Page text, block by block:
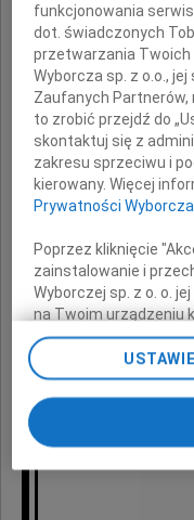
funkcjonowania
dot. świadczonych
przetwarzania
Wyborcza sp. z o.o., jej
Zaufanych
to zrobić przejdź do
skontaktuj się z
zakresu sprzeciwu i
kierowany. Więcej
Prywatności
Poprzez kliknięcie
zainstalowanie i
Wyborczej sp. z o. o.
na Twoim urządzeniu
chwili zmienić swoje
ponownie wywołując
preferencjami dot.
odnośnik „Ustawienia
przechodząc do sekcji
Zmiana ustawień
pomocą ustawień